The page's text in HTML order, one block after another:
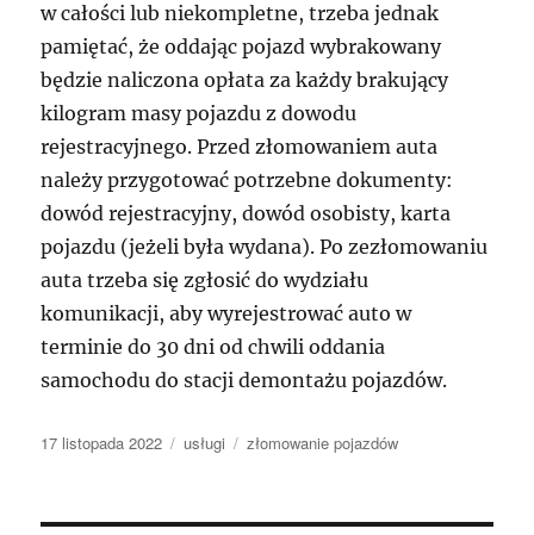
w całości lub niekompletne, trzeba jednak
pamiętać, że oddając pojazd wybrakowany
będzie naliczona opłata za każdy brakujący
kilogram masy pojazdu z dowodu
rejestracyjnego. Przed złomowaniem auta
należy przygotować potrzebne dokumenty:
dowód rejestracyjny, dowód osobisty, karta
pojazdu (jeżeli była wydana). Po zezłomowaniu
auta trzeba się zgłosić do wydziału
komunikacji, aby wyrejestrować auto w
terminie do 30 dni od chwili oddania
samochodu do stacji demontażu pojazdów.
Data
17 listopada 2022 Kategorie
usługi Tagi
złomowanie pojazdów